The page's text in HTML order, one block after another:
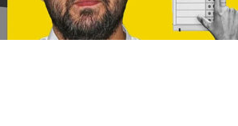
പോസ്റ്റൽ ബാലറ്റ് ഫലം: MGB
എന്തുകൊണ്ടാണ് ഇത് ഇവിഎമ്മിന്